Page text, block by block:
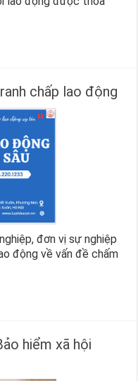
chấp lao động
đơn vị sự nghiệp
động về vấn đề chấm
hiểm xã hội